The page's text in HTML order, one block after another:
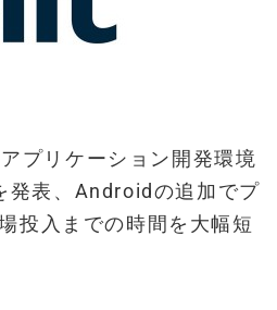
プリケーション開発環境
表、Androidの追加でプ
投入までの時間を大幅短